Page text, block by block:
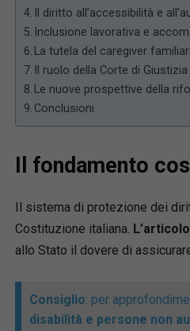
Il diritto all’accessibilità e
Inclusione lavorativa e
La tutela del caregiver
Il ruolo della Corte di
Le nuove prospettive della
Conclusioni
Il fondamento
Il sistema di protezione dei
Costituzione italiana.
allo Stato il dovere di
Consiglio: per
disabilità e persone non